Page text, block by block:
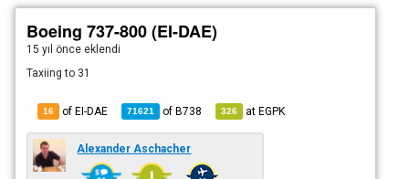
Boeing 737-800 (EI-DAE)
15 yıl önce eklendi
Taxiing to 31
16 of EI-DAE 71621 ofB738 326 atEGPK
Alexander Aschacher